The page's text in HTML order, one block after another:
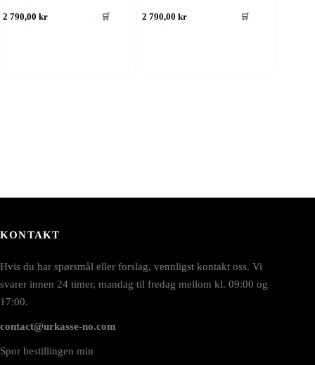
2 790,00kr 🛒 2 790,00kr 🛒
KONTAKT
Hvis du har spørsmål eller forslag, vennligst kontakt oss. Vi
svarer innen 24 timer, mandag til fredag mellom kl. 09:00 og
17:00.
contact@urkasse-no.com
Spor bestillingen min